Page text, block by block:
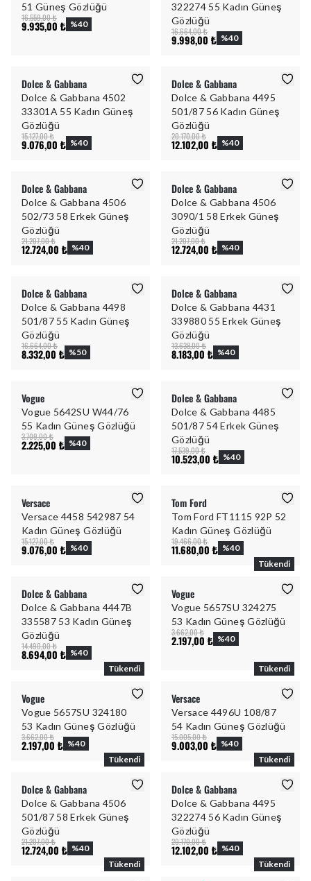
51 Güneş Gözlüğü
16.559,00 ₺
9.935,00 ₺ %40
322274 55 Kadın Güneş
Gözlüğü
16.664,00 ₺
9.998,00 ₺ %40
Dolce & Gabbana
Dolce & Gabbana 4502
33301A 55 Kadın Güneş
Gözlüğü
15.127,00 ₺
9.076,00 ₺ %40
Dolce & Gabbana
Dolce & Gabbana 4495
501/87 56 Kadın Güneş
Gözlüğü
20.170,00 ₺
12.102,00 ₺ %40
Dolce & Gabbana
Dolce & Gabbana 4506
502/73 58 Erkek Güneş
Gözlüğü
21.207,00 ₺
12.724,00 ₺ %40
Dolce & Gabbana
Dolce & Gabbana 4506
3090/1 58 Erkek Güneş
Gözlüğü
21.207,00 ₺
12.724,00 ₺ %40
Dolce & Gabbana
Dolce & Gabbana 4498
501/87 55 Kadın Güneş
Gözlüğü
16.664,00 ₺
8.332,00 ₺ %50
Dolce & Gabbana
Dolce & Gabbana 4431
339880 55 Erkek Güneş
Gözlüğü
13.638,00 ₺
8.183,00 ₺ %40
Vogue
Vogue 5642SU W44/76
55 Kadın Güneş Gözlüğü
3.709,00 ₺
2.225,00 ₺ %40
Dolce & Gabbana
Dolce & Gabbana 4485
501/87 54 Erkek Güneş
Gözlüğü
17.539,00 ₺
10.523,00 ₺ %40
Versace
Versace 4458 542987 54
Kadın Güneş Gözlüğü
15.127,00 ₺
9.076,00 ₺ %40
Tom Ford
Tom Ford FT1115 92P 52
Kadın Güneş Gözlüğü
19.466,00 ₺
11.680,00 ₺ %40
Dolce & Gabbana
Dolce & Gabbana 4447B
335587 53 Kadın Güneş
Gözlüğü
14.490,00 ₺
8.694,00 ₺ %40
Tükendi
Vogue
Vogue 5657SU 324275
53 Kadın Güneş Gözlüğü
3.662,00 ₺
2.197,00 ₺ %40
Tükendi
Vogue
Vogue 5657SU 324180
53 Kadın Güneş Gözlüğü
3.662,00 ₺
2.197,00 ₺ %40
Tükendi
Versace
Versace 4496U 108/87
54 Kadın Güneş Gözlüğü
15.005,00 ₺
9.003,00 ₺ %40
Tükendi
Dolce & Gabbana
Dolce & Gabbana 4506
501/87 58 Erkek Güneş
Gözlüğü
21.207,00 ₺
12.724,00 ₺ %40
Tükendi
Dolce & Gabbana
Dolce & Gabbana 4495
322274 56 Kadın Güneş
Gözlüğü
20.170,00 ₺
12.102,00 ₺ %40
Tükendi
Tükendi